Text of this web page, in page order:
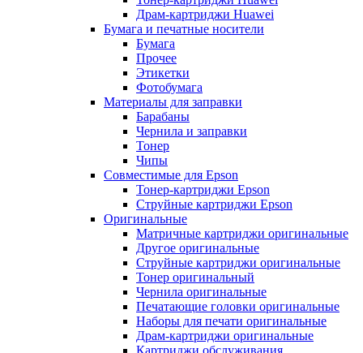
Драм-картриджи Huawei
Бумага и печатные носители
Бумага
Прочее
Этикетки
Фотобумага
Материалы для заправки
Барабаны
Чернила и заправки
Тонер
Чипы
Совместимые для Epson
Тонер-картриджи Epson
Струйные картриджи Epson
Оригинальные
Матричные картриджи оригинальные
Другое оригинальные
Струйные картриджи оригинальные
Тонер оригинальный
Чернила оригинальные
Печатающие головки оригинальные
Наборы для печати оригинальные
Драм-картриджи оригинальные
Картриджи обслуживания